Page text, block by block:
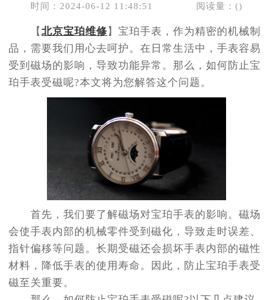
节假日正常营业！
时间：2024-06-12 11:48:51 阅读量：()
【 北京宝珀维修 】宝珀手表，作为精密的机械制
品，需要我们用心去呵护。在日常生活中，手表容易
受到磁场的影响，导致功能异常。那么，如何防止宝
珀手表受磁呢?本文将为您解答这个问题。
首先，我们要了解磁场对宝珀手表的影响。磁场
会使手表内部的机械零件受到磁化，导致走时误差、
指针偏移等问题。长期受磁还会损坏手表内部的磁性
材料，降低手表的使用寿命。因此，防止宝珀手表受
磁至关重要。